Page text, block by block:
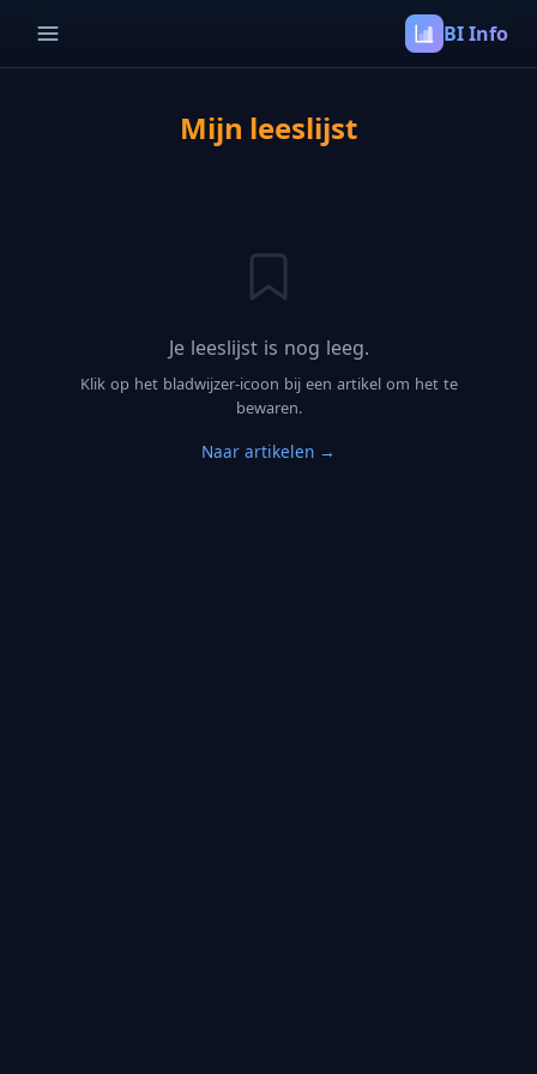
BI Info
Mijn leeslijst
Je leeslijst is nog leeg.
Klik op het bladwijzer-icoon bij een artikel om het te
bewaren.
Naar artikelen →